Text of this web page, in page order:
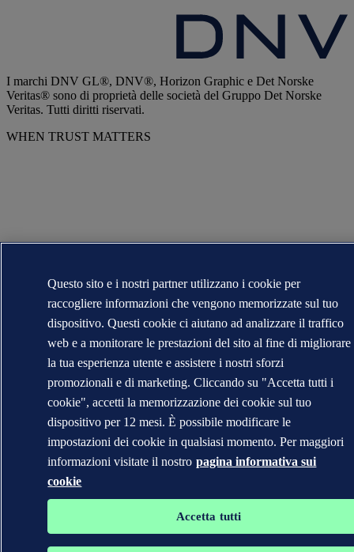
I marchi DNV GL®, DNV®, Horizon Graphic e Det Norske
Veritas® sono di proprietà delle società del Gruppo Det Norske
Veritas. Tutti diritti riservati.
WHEN TRUST MATTERS
Questo sito e i nostri partner utilizzano i cookie per
raccogliere informazioni che vengono memorizzate sul tuo
dispositivo. Questi cookie ci aiutano ad analizzare il traffico
web e a monitorare le prestazioni del sito al fine di migliorare
la tua esperienza utente e assistere i nostri sforzi
promozionali e di marketing. Cliccando su "Accetta tutti i
cookie", accetti la memorizzazione dei cookie sul tuo
dispositivo per 12 mesi. È possibile modificare le
impostazioni dei cookie in qualsiasi momento. Per maggiori
informazioni visitate il nostro pagina informativa sui
cookie
Accetta tutti